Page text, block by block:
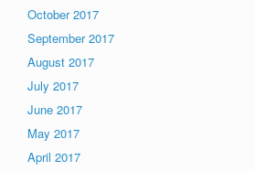
October 2017
September 2017
August 2017
July 2017
June 2017
May 2017
April 2017